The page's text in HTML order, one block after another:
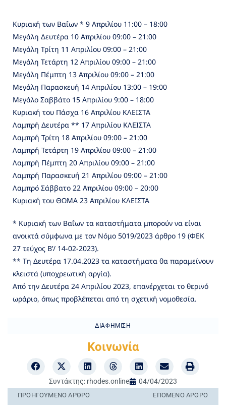
Κυριακή των Βαΐων * 9 Απριλίου 11:00 – 18:00
Μεγάλη Δευτέρα 10 Απριλίου 09:00 – 21:00
Μεγάλη Τρίτη 11 Απριλίου 09:00 – 21:00
Μεγάλη Τετάρτη 12 Απριλίου 09:00 – 21:00
Μεγάλη Πέμπτη 13 Απριλίου 09:00 – 21:00
Μεγάλη Παρασκευή 14 Απριλίου 13:00 – 19:00
Μεγάλο Σαββάτο 15 Απριλίου 9:00 – 18:00
Κυριακή του Πάσχα 16 Απριλίου ΚΛΕΙΣΤΑ
Λαμπρή Δευτέρα ** 17 Απριλίου ΚΛΕΙΣΤΑ
Λαμπρή Τρίτη 18 Απριλίου 09:00 – 21:00
Λαμπρή Τετάρτη 19 Απριλίου 09:00 – 21:00
Λαμπρή Πέμπτη 20 Απριλίου 09:00 – 21:00
Λαμπρή Παρασκευή 21 Απριλίου 09:00 – 21:00
Λαμπρό Σάββατο 22 Απριλίου 09:00 – 20:00
Κυριακή του ΘΩΜΑ 23 Απριλίου ΚΛΕΙΣΤΑ
* Κυριακή των Βαΐων τα καταστήματα μπορούν να είναι
ανοικτά σύμφωνα με τον Νόμο 5019/2023 άρθρο 19 (ΦΕΚ
27 τεύχος Β’/ 14-02-2023).
** Τη Δευτέρα 17.04.2023 τα καταστήματα θα παραμείνουν
κλειστά (υποχρεωτική αργία).
Από την Δευτέρα 24 Απριλίου 2023, επανέρχεται το θερινό
ωράριο, όπως προβλέπεται από τη σχετική νομοθεσία.
ΔΙΑΦΉΜΙΣΗ
Κοινωνία
Συντάκτης: rhodes.online 04/04/2023
ΠΡΟΗΓΟΎΜΕΝO ΆΡΘΡΟ ΕΠΌΜΕΝΟ ΆΡΘΡΟ